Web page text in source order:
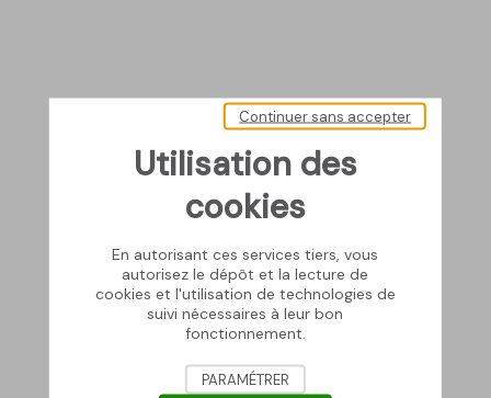
Utilisation des
cookies
En autorisant ces services tiers, vous
autorisez le dépôt et la lecture de
cookies et l'utilisation de technologies de
suivi nécessaires à leur bon
fonctionnement.
Continuer sans accepter
PARAMÉTRER